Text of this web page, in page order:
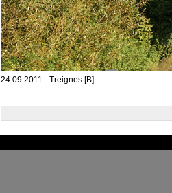
24.09.2011 - Treignes [B]